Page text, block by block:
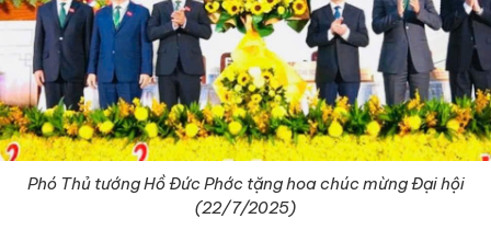
Phó Thủ tướng Hồ Đức Phớc tặng hoa chúc mừng Đại hội
(22/7/2025)